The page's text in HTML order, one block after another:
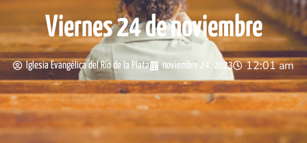
Viernes 24 de noviembre
Iglesia Evangélica del Río de la Plata noviembre 24, 2023 12:01 am